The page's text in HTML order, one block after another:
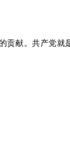
贡献。共产党就